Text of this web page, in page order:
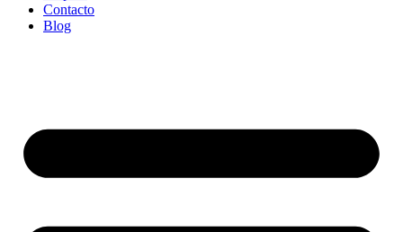
Contacto
Blog